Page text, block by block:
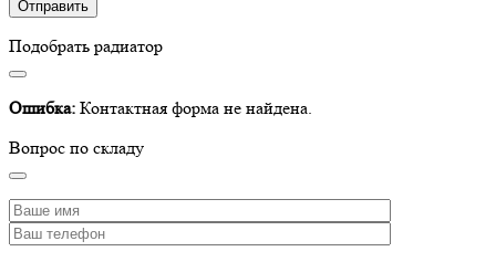
Подобрать радиатор
Ошибка: Контактная форма не найдена.
Вопрос по складу